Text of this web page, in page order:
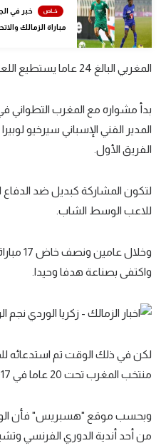
ميركاتو
تحقيق في الجول
تقرير في الجول
تحليل في الجول
حكايات في الجول
فيديو في الجول
خبر في
مباراة الزمالك
المغربي البالغ 24 عاما يستطيع اللعب في مركزي الوسط 6 و8.
المدير الفني الإسباني سيرخيو
الفريق الأول.
لتكون المشاركة كبديل ضد
للاعب الوسط الشاب.
وخلال
واكتفى بصناعة هدفا وحيدا.
لكن في ذلك الوقت تم استدعائه
منتخب المغرب تحت 20 عاما في 2017.
من أحد أندية الدوري الفرنسي